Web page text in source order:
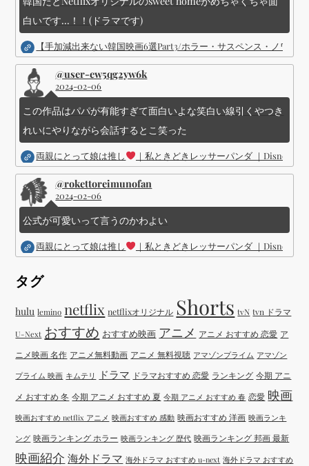
白いです...！！(ドラマです)
【手加減出来ない韓国映画6選Part3/ホラー・サスペンス・ノワー
@user-ew5qg2yw6k
2024-02-06
この作品はパパが有能すぎて面白いよな笑白い線引くやつき
れいにやりながら会話するとこ笑った
両親にとって娘は推し ｜私ときどきレッサーパンダ ｜Disney (
@rokettoreimunofan
2024-02-06
公式が可愛いって言うのかわよい
両親にとって娘は推し ｜私ときどきレッサーパンダ ｜Disney (
タグ
hulu lemino netflix netflixオリジナル Shorts tvN tvn ドラマ
U-Next おすすめ おすすめ映画 アニメ アニメ おすすめ 恋愛 ア
ニメ映画 名作 アニメ無料動画 アニメ 無料視聴 アマゾンプライム アマゾン
プライム 映画 キムテリ ドラマ ドラマおすすめ 恋愛 ランキング 今期 アニ
メ おすすめ 冬 今期 アニメ おすすめ 夏 今期 アニメ おすすめ 春 恋愛 映画
映画おすすめ netflix アニメ 映画おすすめ 感動 映画おすすめ 洋画 映画ランキ
ング 映画ランキング ホラー 映画ランキング 歴代 映画ランキング 邦画 最新
映画紹介 海外ドラマ 海外ドラマ おすすめ u-next 海外ドラマ おすすめ